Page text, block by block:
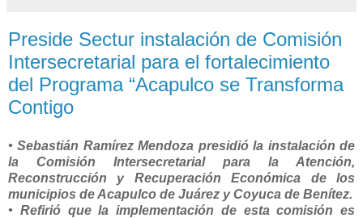
Preside Sectur instalación de Comisión
Intersecretarial para el fortalecimiento
del Programa “Acapulco se Transforma
Contigo
• Sebastián Ramírez Mendoza presidió la instalación de
la Comisión Intersecretarial para la Atención,
Reconstrucción y Recuperación Económica de los
municipios de Acapulco de Juárez y Coyuca de Benítez.
• Refirió que la implementación de esta comisión es